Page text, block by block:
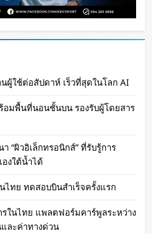
สถิติสูงสุด กวาดรายได้มาก
ผู้ใช้ต่อสัปดาห์ เร็วที่สุดในโลก AI
อมพื้นที่นอนชั้นบน รองรับผู้โดยสาร
“ผิวอิเล็กทรอนิกส์” ที่รับรู้การ
งใต้น้ำได้
ไทย ทดสอบบินสำเร็จครั้งแรก
รในไทย แพลตฟอร์มคาร์พูลระหว่าง
ละค่าทางด่วน